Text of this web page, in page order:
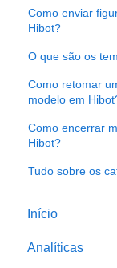
Como enviar
Hibot?
O que são os
Como retomar
modelo em
Como encerrar
Hibot?
Tudo sobre os
Início
Analíticas